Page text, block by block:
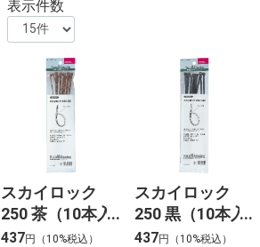
表示件数
スカイロック
250 茶（10本入
り） 5541
437円（10%税込）
スカイロック
250 黒（10本入
り） 5542
437円（10%税込）